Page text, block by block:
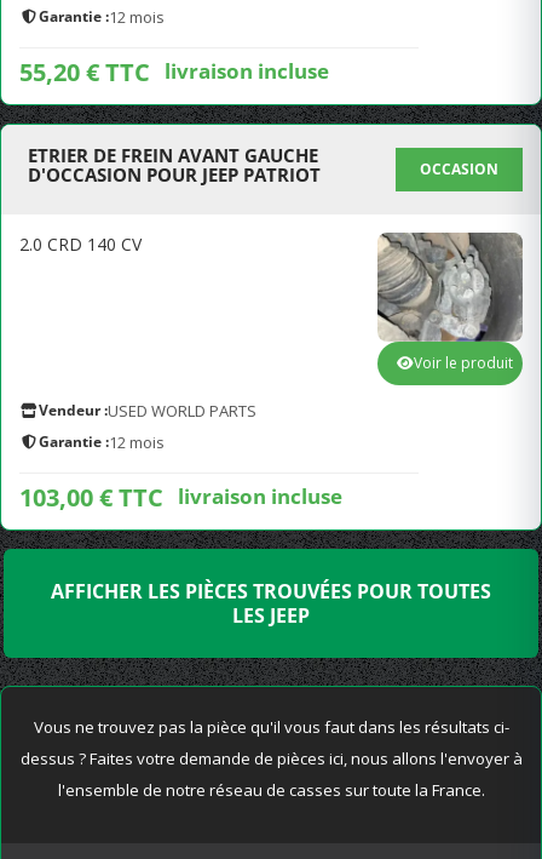
Garantie :12 mois
55,20 € TTC livraison incluse
ETRIER DE FREIN AVANT GAUCHE
D'OCCASION POUR JEEP PATRIOT
OCCASION
2.0 CRD 140 CV
Vendeur :USED WORLD PARTS
Garantie :12 mois
103,00 € TTC livraison incluse
Voir le produit
AFFICHER LES PIÈCES TROUVÉES POUR TOUTES
LES JEEP
Vous ne trouvez pas la pièce qu'il vous faut dans les résultats ci-
dessus ? Faites votre demande de pièces ici, nous allons l'envoyer à
l'ensemble de notre réseau de casses sur toute la France.